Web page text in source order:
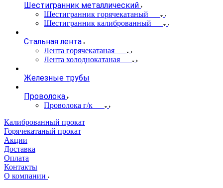
Шестигранник металлический
Шестигранник горячекатаный
Шестигранник калиброванный
Стальная лента
Лента горячекатаная
Лента холоднокатаная
Железные трубы
Проволока
Проволока г/к
Калиброванный прокат
Горячекатаный прокат
Акции
Доставка
Оплата
Контакты
О компании